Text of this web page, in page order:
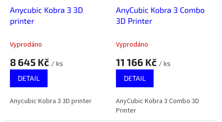
Anycubic Kobra 3 3D
printer
Vyprodáno
8 645 Kč / ks
DETAIL
Anycubic Kobra 3 3D printer
AnyCubic Kobra 3 Combo
3D Printer
Vyprodáno
11 166 Kč / ks
DETAIL
AnyCubic Kobra 3 Combo 3D
Printer